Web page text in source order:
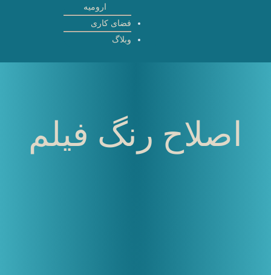
ارومیه
فضای کاری
وبلاگ
اصلاح رنگ فیلم